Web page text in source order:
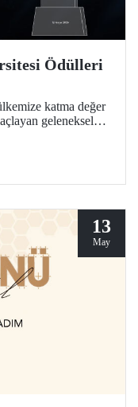
Ödülleri
katma değer
geleneksel
onurlandırıldı.
13
May